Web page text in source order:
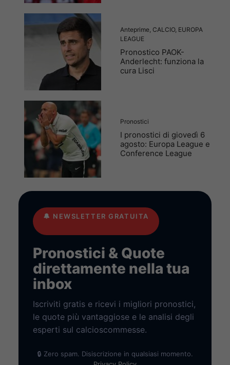
Anteprime, CALCIO, EUROPA
LEAGUE
Pronostico PAOK-
Anderlecht: funziona la
cura Lisci
Pronostici
I pronostici di giovedì 6
agosto: Europa League e
Conference League
🔔 NEWSLETTER GRATUITA
Pronostici & Quote
direttamente nella tua
inbox
Iscriviti gratis e ricevi i migliori pronostici,
le quote più vantaggiose e le analisi degli
esperti sul calcioscommesse.
🔒 Zero spam. Disiscrizione in qualsiasi momento.